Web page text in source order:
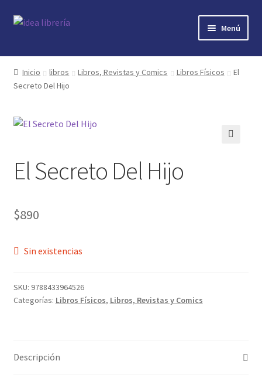
Ir
Ir
Menú
Inicio
contacto
libros
nosotros
novedades
Inicio libros Libros, Revistas y Comics Libros Físicos
El
Secreto Del Hijo
El Secreto Del Hijo
$890
Sin existencias
SKU: 9788433964526
Categorías: Libros Físicos, Libros, Revistas y Comics
Descripción